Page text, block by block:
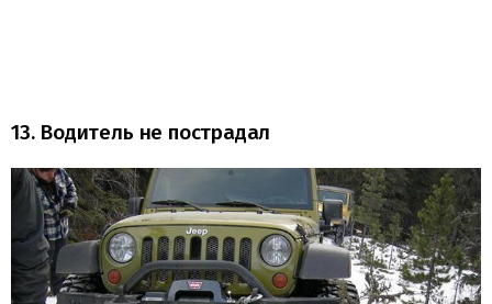
13. Водитель не пострадал